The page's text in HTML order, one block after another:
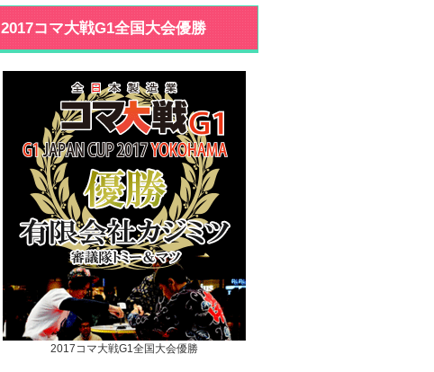
2017コマ大戦G1全国大会優勝
2017コマ大戦G1全国大会優勝